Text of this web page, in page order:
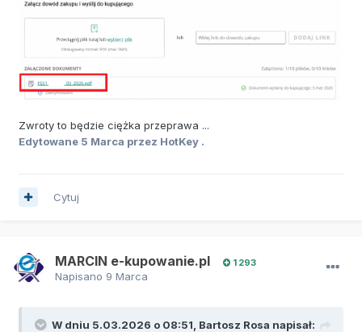
Zwroty to będzie ciężka przeprawa ...
Edytowane 5 Marca przez HotKey .
Cytuj
MARCIN e-kupowanie.pl 1 293
Napisano 9 Marca
W dniu 5.03.2026 o 08:51, Bartosz Rosa napisał: